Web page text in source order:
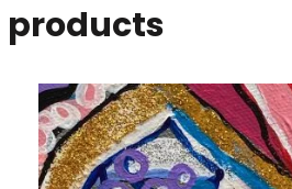
products